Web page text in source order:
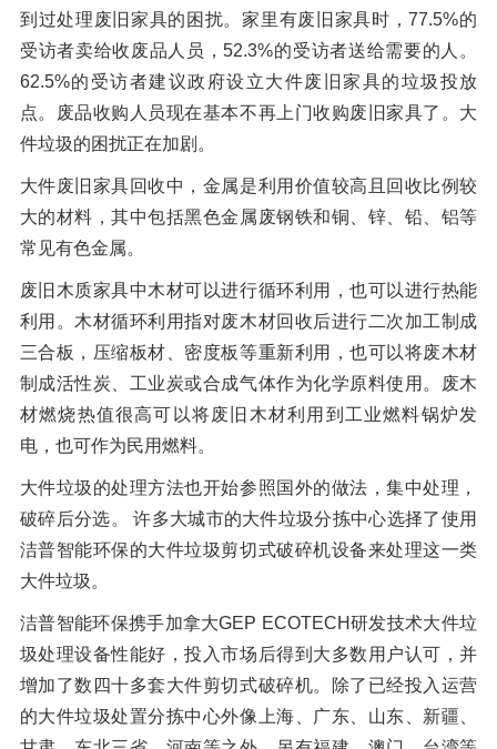
到过处理废旧家具的困扰。家里有废旧家具时，77.5%的
受访者卖给收废品人员，52.3%的受访者送给需要的人。
62.5%的受访者建议政府设立大件废旧家具的垃圾投放
点。废品收购人员现在基本不再上门收购废旧家具了。大
件垃圾的困扰正在加剧。
大件废旧家具回收中，金属是利用价值较高且回收比例较
大的材料，其中包括黑色金属废钢铁和铜、锌、铅、铝等
常见有色金属。
废旧木质家具中木材可以进行循环利用，也可以进行热能
利用。木材循环利用指对废木材回收后进行二次加工制成
三合板，压缩板材、密度板等重新利用，也可以将废木材
制成活性炭、工业炭或合成气体作为化学原料使用。废木
材燃烧热值很高可以将废旧木材利用到工业燃料锅炉发
电，也可作为民用燃料。
大件垃圾的处理方法也开始参照国外的做法，集中处理，
破碎后分选。 许多大城市的大件垃圾分拣中心选择了使用
洁普智能环保的大件垃圾剪切式破碎机设备来处理这一类
大件垃圾。
洁普智能环保携手加拿大GEP ECOTECH研发技术大件垃
圾处理设备性能好，投入市场后得到大多数用户认可，并
增加了数四十多套大件剪切式破碎机。除了已经投入运营
的大件垃圾处置分拣中心外像上海、广东、山东、新疆、